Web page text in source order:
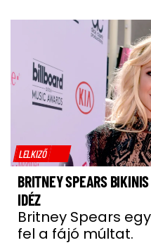
LELKIZŐ
BRITNEY SPEARS
IDÉZ
Britney Spears
fel a fájó múltat.